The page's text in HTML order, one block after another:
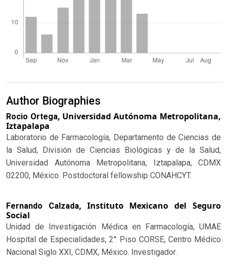
Author Biographies
Rocio Ortega, Universidad Autónoma Metropolitana,
Iztapalapa
Laboratorio de Farmacología, Departamento de Ciencias de
la Salud, División de Ciencias Biológicas y de la Salud,
Universidad Autónoma Metropolitana, Iztapalapa, CDMX
02200, México. Postdoctoral fellowship CONAHCYT.
Fernando Calzada, Instituto Mexicano del Seguro
Social
Unidad de Investigación Médica en Farmacología, UMAE
Hospital de Especialidades, 2° Piso CORSE, Centro Médico
Nacional Siglo XXI, CDMX, México. Investigador.